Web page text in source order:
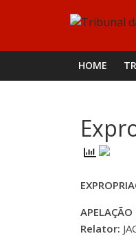
da
de
HOME
APELAÇÃO
Relator: